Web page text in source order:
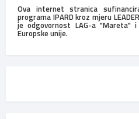
Ova internet stranica
programa IPARD kroz mjeru
je odgovornost LAG-a "Mareta"
Europske unije.